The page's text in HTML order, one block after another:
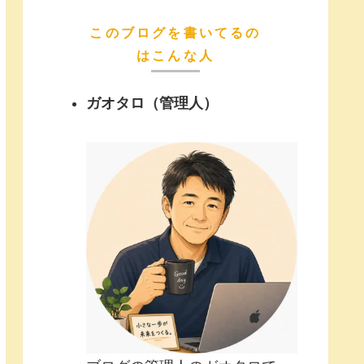
このブログを書いてるの
はこんな人
ガオタロ（管理人）